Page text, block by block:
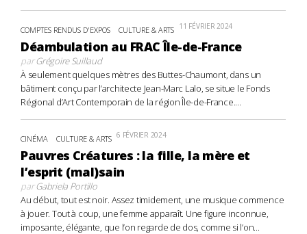
COMPTES RENDUS D'EXPOS CULTURE & ARTS 11 FÉVRIER 2024
Déambulation au FRAC Île-de-France
parGrégoire Suillaud
À seulement quelques mètres des Buttes-Chaumont, dans un
bâtiment conçu par l’architecte Jean-Marc Lalo, se situe le Fonds
Régional d’Art Contemporain de la région Île-de-France....
CINÉMA CULTURE & ARTS 6 FÉVRIER 2024
Pauvres Créatures : la fille, la mère et
l’esprit (mal)sain
parGabriela Portillo
Au début, tout est noir. Assez timidement, une musique commence
à jouer. Tout à coup, une femme apparaît. Une figure inconnue,
imposante, élégante, que l’on regarde de dos, comme si l’on...